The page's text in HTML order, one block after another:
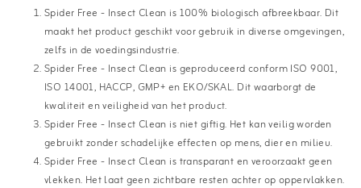
Spider Free - Insect Clean is 100% biologisch afbreekbaar. Dit
maakt het product geschikt voor gebruik in diverse omgevingen,
zelfs in de voedingsindustrie.
Spider Free - Insect Clean is geproduceerd conform ISO 9001,
ISO 14001, HACCP, GMP+ en EKO/SKAL. Dit waarborgt de
kwaliteit en veiligheid van het product.
Spider Free - Insect Clean is niet giftig. Het kan veilig worden
gebruikt zonder schadelijke effecten op mens, dier en milieu.
Spider Free - Insect Clean is transparant en veroorzaakt geen
vlekken. Het laat geen zichtbare resten achter op oppervlakken.